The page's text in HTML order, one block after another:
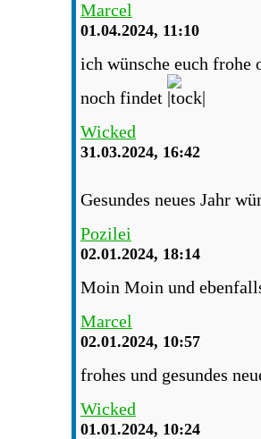
Marcel
01.04.2024, 11:10
ich wünsche euch frohe
noch findet
Wicked
31.03.2024, 16:42
Gesundes neues Jahr
Pozilei
02.01.2024, 18:14
Moin Moin und
Marcel
02.01.2024, 10:57
frohes und gesundes
Wicked
01.01.2024, 10:24